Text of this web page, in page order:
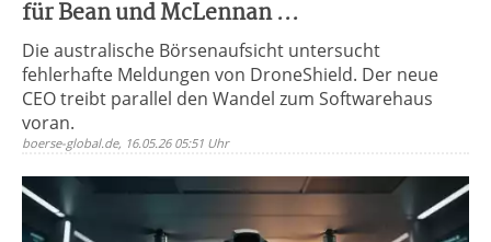
für Bean und McLennan ...
Die australische Börsenaufsicht untersucht
fehlerhafte Meldungen von DroneShield. Der neue
CEO treibt parallel den Wandel zum Softwarehaus
voran.
boerse-global.de, 16.05.26 05:51 Uhr